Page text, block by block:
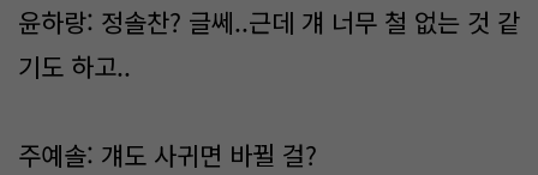
윤하랑: 정솔찬? 글쎄..근데 걔 너무 철 없는 것 같
기도 하고..
주예솔: 걔도 사귀면 바뀔 걸?